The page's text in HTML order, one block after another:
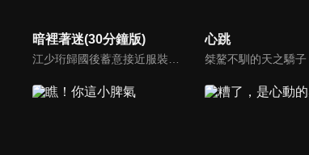
暗裡著迷(30分鐘版)
江少珩歸國後蓄意接近服裝設計師蘇半夏，直到衛高陽暴露出江少珩接近蘇半夏的真實目的，蘇半夏深覺背叛而與江少珩分手。而已經無法離開蘇半夏的江少珩，用真心再次追回蘇半夏，上演追妻火葬場並重歸於好。之後，兩人查清當年真相，最終衛氏姐弟雙雙落網，一切塵埃落定。
心跳